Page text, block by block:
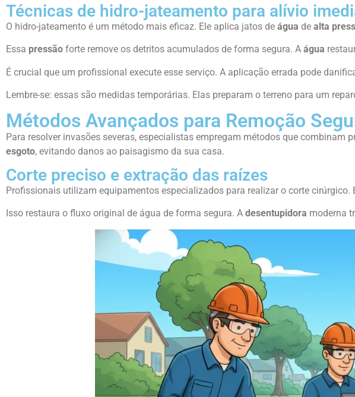
Técnicas de hidro-jateamento para alívio
O hidro-jateamento é um método mais eficaz. Ele aplica jatos de água de alta
Essa pressão forte remove os detritos acumulados de forma segura. A água
É crucial que um profissional execute esse serviço. A aplicação errada pode
Lembre-se: essas são medidas temporárias. Elas preparam o terreno para um
Métodos Avançados para Remoção
Para resolver invasões severas, especialistas empregam métodos que combinam
esgoto, evitando danos ao paisagismo da sua casa.
Corte preciso e extração das raízes
Profissionais utilizam equipamentos especializados para realizar o corte cirúrgico.
Isso restaura o fluxo original de água de forma segura. A desentupidora moderna